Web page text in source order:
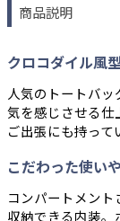
商品説明
クロコダイル風
人気のトートバ
気を感じさせる仕
ご出張にも持って
こだわった使い
コンパートメン
収納できる内装